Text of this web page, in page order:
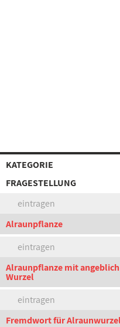
KATEGORIE
FRAGESTELLUNG
eintragen
Alraunpflanze
eintragen
Alraunpflanze mit
Wurzel
eintragen
Fremdwort für